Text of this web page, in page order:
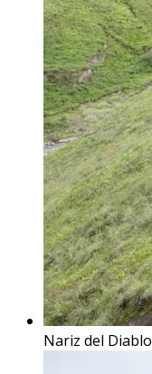
Nariz del Diablo